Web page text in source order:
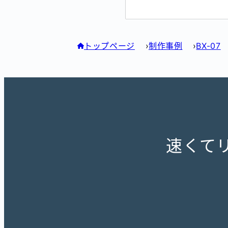
トップページ 制作事例 BX-07
速くて